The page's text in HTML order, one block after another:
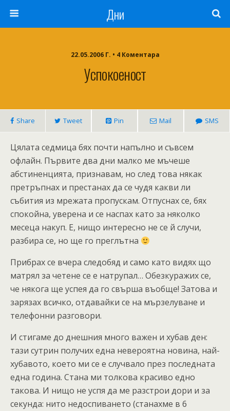
Дни
22.05.2006 Г. • 4 Коментара
Успокоеност
Share Tweet Pin Mail SMS
Цялата седмица бях почти напълно и съвсем
офлайн. Първите два дни малко ме мъчеше
абстиненцията, признавам, но след това някак
претръпнах и престанах да се чудя какви ли
събития из мрежата пропускам. Отпуснах се, бях
спокойна, уверена и се наспах като за няколко
месеца накуп. Е, нищо интересно не се й случи,
разбира се, но ще го преглътна
Прибрах се вчера следобяд и само като видях що
матрял за четене се е натрупал… Обезкуражих се,
че някога ще успея да го свърша въобще! Затова и
зарязах всичко, отдавайки се на мързелуване и
телефонни разговори.
И стигаме до днешния много важен и хубав ден:
тази сутрин получих една невероятна новина, най-
хубавото, което ми се е случвало през последната
една година. Стана ми толкова красиво едно
такова. И нищо не успя да ме разстрои дори и за
секунда: нито недоспиването (станахме в 6